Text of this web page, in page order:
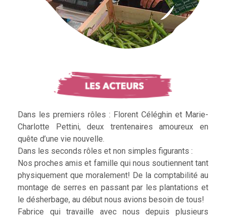
Dans les premiers rôles : Florent Céléghin et Marie-
Charlotte Pettini, deux trentenaires amoureux en
quête d’une vie nouvelle.
Dans les seconds rôles et non simples figurants :
Nos proches amis et famille qui nous soutiennent tant
physiquement que moralement! De la comptabilité au
montage de serres en passant par les plantations et
le désherbage, au début nous avions besoin de tous!
Fabrice qui travaille avec nous depuis plusieurs